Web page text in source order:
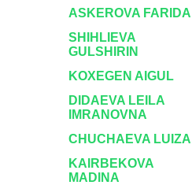
ASKEROVA FARIDA
SHIHLIEVA
GULSHIRIN
KOXEGEN AIGUL
DIDAEVA LEILA
IMRANOVNA
CHUCHAEVA LUIZA
KAIRBEKOVA
MADINA